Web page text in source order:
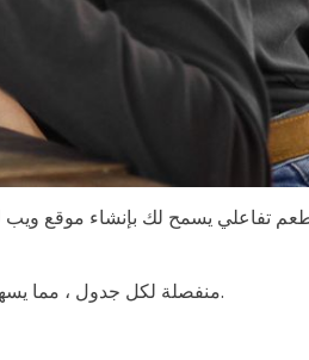
كما يسمح لشركتك بإنشاء قوائم QR منفصلة لكل جدول ، مما يسهل خدمة العملاء المحتملين.